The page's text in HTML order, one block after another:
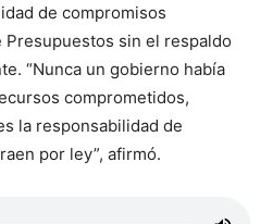
de compromisos
sin el respaldo
“Nunca un gobierno había
comprometidos,
la responsabilidad de
por ley”, afirmó.